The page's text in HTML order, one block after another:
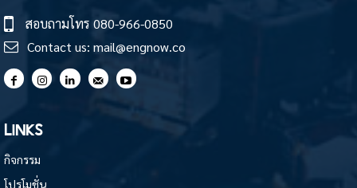
สอบถามโทร 080-966-0850
Contact us: mail@engnow.co
LINKS
กิจกรรม
โปรโมชั่น